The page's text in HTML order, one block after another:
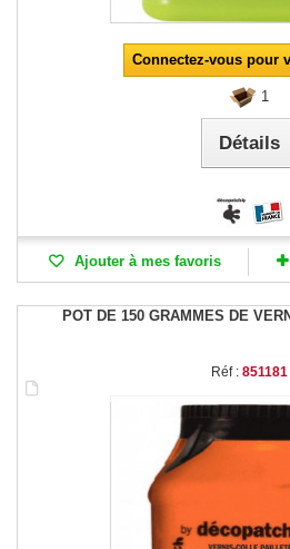
Connectez-vous pour
1
Détails
Ajouter à mes favoris
POT DE 150 GRAMMES DE
Réf : 851181